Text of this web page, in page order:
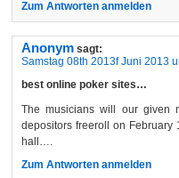
Zum Antworten anmelden
Anonym sagt:
Samstag 08th 2013f Juni 2013
best online poker sites…
The musicians will our given
depositors freeroll on
hall….
Zum Antworten anmelden